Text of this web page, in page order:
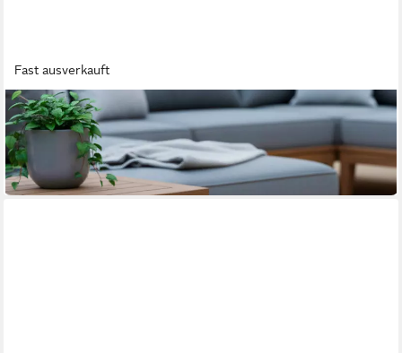
Fast ausverkauft
ARNUSA
Gartenbrunnen Zimmerbrunnen mit Beleuchtung Wasserfall
rund Deko Wasserspiel
119,99 €
in 2-3 Werktagen bei dir